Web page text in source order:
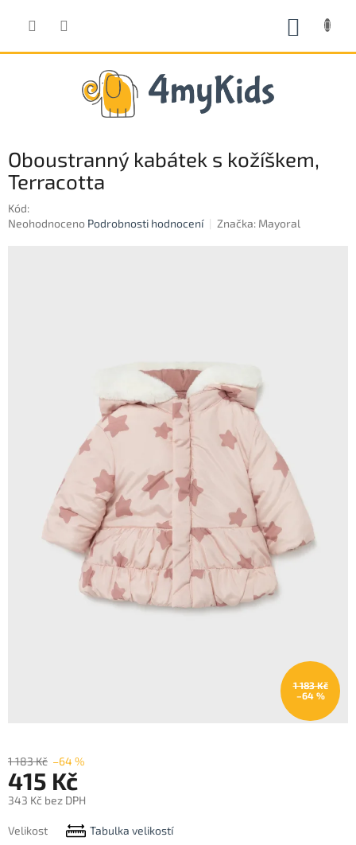
Oboustranný kabátek s kožíškem,
Terracotta
Kód:
Průměrné
Neohodnoceno Podrobnosti hodnocení Značka: Mayoral
1 183 Kč
–64 %
1 183 Kč –64 %
415 Kč
343 Kč bez DPH
cena:
Velikost Tabulka velikostí